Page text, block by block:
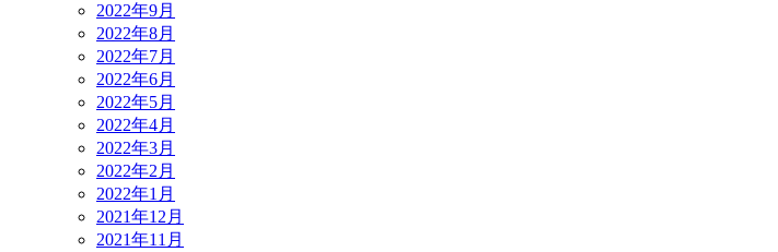
2022年9月
2022年8月
2022年7月
2022年6月
2022年5月
2022年4月
2022年3月
2022年2月
2022年1月
2021年12月
2021年11月